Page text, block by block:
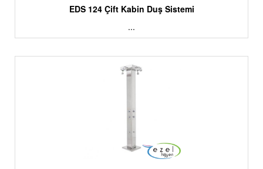
EDS 124 Çift Kabin Duş Sistemi
...